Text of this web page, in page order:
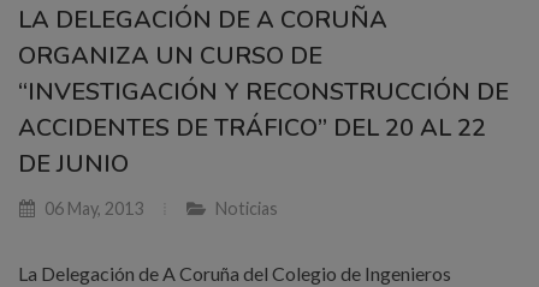
LA DELEGACIÓN DE A CORUÑA
ORGANIZA UN CURSO DE
“INVESTIGACIÓN Y RECONSTRUCCIÓN DE
ACCIDENTES DE TRÁFICO” DEL 20 AL 22
DE JUNIO
06 May, 2013 Noticias
La Delegación de A Coruña del Colegio de Ingenieros